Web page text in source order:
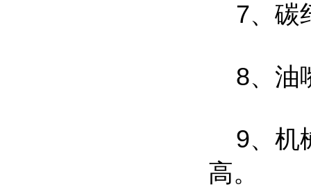
7、碳
8、油
9、机
高。